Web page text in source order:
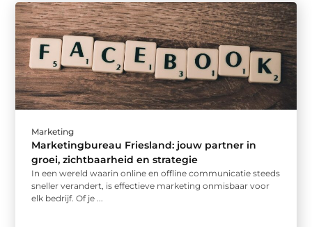
Marketing
Marketingbureau Friesland: jouw partner in
groei, zichtbaarheid en strategie
In een wereld waarin online en offline communicatie steeds
sneller verandert, is effectieve marketing onmisbaar voor
elk bedrijf. Of je ...